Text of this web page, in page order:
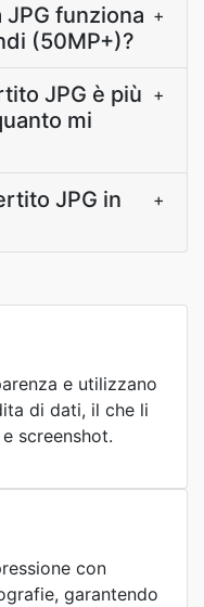
funziona
(50MP+)?
+
JPG è più
mi
+
JPG in
+
e utilizzano
di dati, il che li
screenshot.
con
garantendo